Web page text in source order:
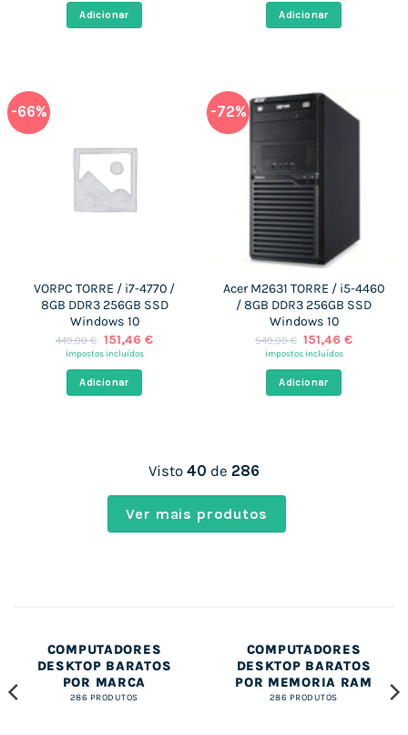
era:
277,00 €.
Adicionar
era:
378,00 €.
Adicionar
-66%
VORPC TORRE / i7-4770 /
8GB DDR3 256GB SSD
Windows 10
449,00€ O
preço
era:
449,00 €.
151,46 €O
impostos incluídos
Adicionar
-72%
Acer M2631 TORRE / i5-4460
/ 8GB DDR3 256GB SSD
Windows 10
549,00€ O
preço
era:
549,00 €.
151,46€O
impostos incluídos
Adicionar
Visto 40 de 286
Ver mais produtos
COMPUTADORES
DESKTOP BARATOS
POR MARCA
286 PRODUTOS
COMPUTADORES
DESKTOP BARATOS
POR MEMORIA RAM
286 PRODUTOS